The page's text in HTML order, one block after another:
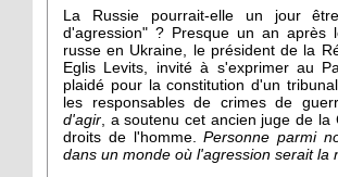
La Russie pourrait-elle un jour
d'agression" ? Presque un an après
russe en Ukraine, le président de la
Eglis Levits, invité à s'exprimer au
plaidé pour la constitution d'un
les responsables de crimes de
d'agir , a soutenu cet ancien juge de
droits de l'homme.Personne parmi
dans un monde où l'agression serait la